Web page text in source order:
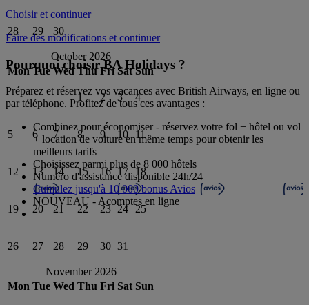
28 29 30
October 2026
Mon Tue Wed Thu Fri Sat Sun
1 2 3 4
5 6 7 8 9 10 11
12 13 14 15 16 17 18
19 20 21 22 23 24 25
26 27 28 29 30 31
November 2026
Mon Tue Wed Thu Fri Sat Sun
Choisir et continuer
Faire des modifications et continuer
Pourquoi choisir BA Holidays ?
Préparez et réservez vos vacances avec British Airways, en ligne ou
par téléphone. Profitez de tous ces avantages :
Combinez pour économiser - réservez votre fol + hôtel ou vol
+ location de voiture en même temps pour obtenir les
meilleurs tarifs
Choisissez parmi plus de 8 000 hôtels
Numéro d'assistance disponible 24h/24
Cumulez jusqu'à 10 000 bonus Avios
NOUVEAU - Acomptes en ligne